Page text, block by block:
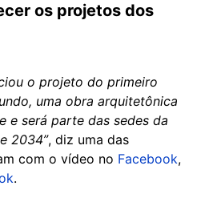
os projetos dos
o projeto do primeiro
uma obra arquitetônica
e será parte das sedes da
2034”, diz uma das
com o vídeo no Facebook,
.